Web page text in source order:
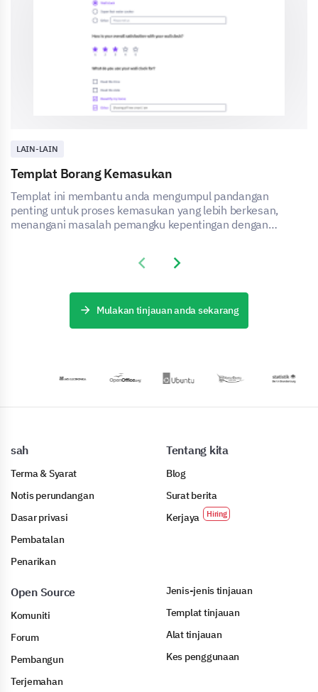
LAIN-LAIN
Templat Borang Kemasukan
Templat ini membantu anda mengumpul pandangan
penting untuk proses kemasukan yang lebih berkesan,
menangani masalah pemangku kepentingan dengan
Previous slide
Next slide
Mulakan tinjauan anda sekarang
sah
Terma & Syarat
Notis perundangan
Dasar privasi
Pembatalan
Penarikan
Tentang kita
Blog
Surat berita
Kerjaya
Open Source
Komuniti
Forum
Pembangun
Terjemahan
Jenis-jenis tinjauan
Templat tinjauan
Alat tinjauan
Kes penggunaan